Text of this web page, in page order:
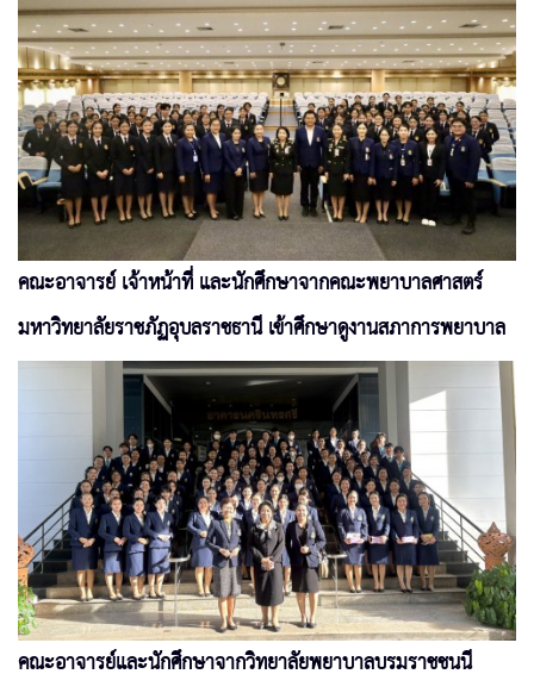
คณะอาจารย์ เจ้าหน้าที่ และนักศึกษาจากคณะพยาบาลศาสตร์
มหาวิทยาลัยราชภัฏอุบลราชธานี เข้าศึกษาดูงานสภาการพยาบาล
คณะอาจารย์และนักศึกษาจากวิทยาลัยพยาบาลบรมราชชนนี